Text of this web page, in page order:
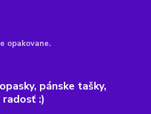
opakovane.
pánske tašky,
:)